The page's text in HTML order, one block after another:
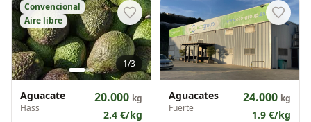
1/3
Convencional
Aire libre
Aguacate
Hass
20.000 kg
2.4 €/kg
Aguacates
Fuerte
24.000 kg
1.9 €/kg